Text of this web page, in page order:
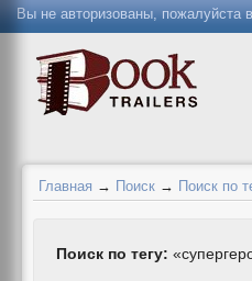
Вы не авторизованы, пожалуйста
Главная → Поиск → Поиск по
Поиск по тегу: